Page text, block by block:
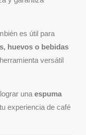
es útil para
huevos o bebidas
versátil
unaespuma
experiencia de café